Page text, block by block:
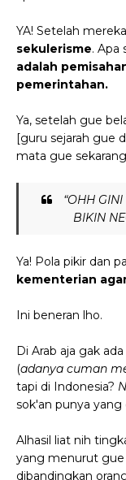
YA! Setelah
sekulerisme. Apa
adalah
pemerintahan.
Ya, setelah gue
[guru sejarah gue
mata gue
“OHH
BIKIN
Ya! Pola pikir dan
kementerian
Ini beneran lho.
Di Arab aja gak
(adanya cuman
tapi di Indonesia?
sok'an punya yang
Alhasil liat nih
yang menurut gue
dibandingkan